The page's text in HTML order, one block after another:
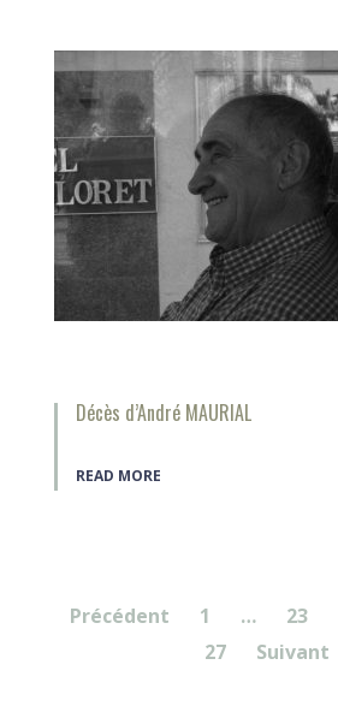
Décès d’André MAURIAL
READ MORE
Pagination
Précédent 1 … 23
27
Suivant